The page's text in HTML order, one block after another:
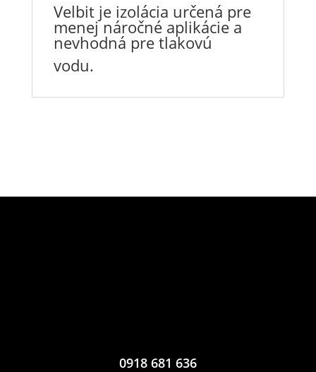
Velbit je izolácia určená pre
menej náročné aplikácie a
nevhodná pre tlakovú
vodu.
0918 681 636